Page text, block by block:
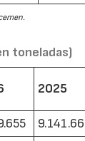
toneladas)
2025